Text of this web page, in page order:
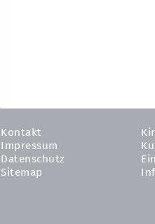
Kontakt
Impressum
Datenschutz
Sitemap